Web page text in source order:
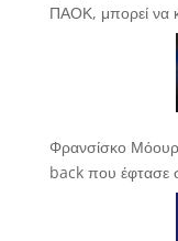
ΠΑΟΚ, μπορεί να
Φρανσίσκο
back που έφτασε